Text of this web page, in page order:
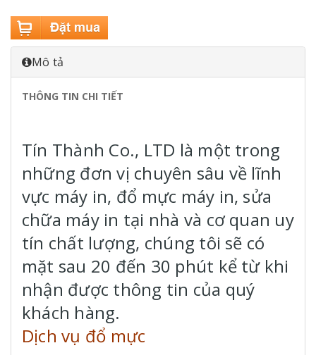
Mô tả
THÔNG TIN CHI TIẾT
Tín Thành Co., LTD là một trong
những đơn vị chuyên sâu về lĩnh
vực máy in, đổ mực máy in, sửa
chữa máy in tại nhà và cơ quan uy
tín chất lượng, chúng tôi sẽ có
mặt sau 20 đến 30 phút kể từ khi
nhận được thông tin của quý
khách hàng.
Dịch vụ đổ mực